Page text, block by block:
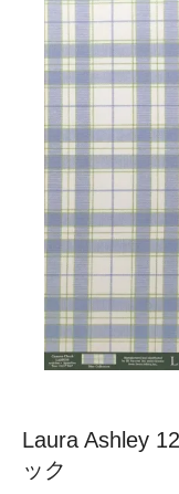
Laura Ashley
ック